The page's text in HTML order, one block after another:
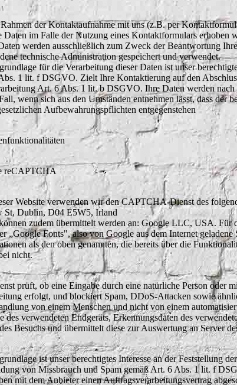
der Kontaktaufnahme mit uns (z.B. per
Daten im Falle der Nutzung eines Kontaktformulars
werden ausschließlich zum Zweck der Beantwortung
technische Administration gespeichert und verwendet.
für die Verarbeitung dieser Daten ist unser
1 lit. f DSGVO. Zielt Ihre Kontaktierung auf den
Art. 6 Abs. 1 lit. b DSGVO. Ihre Daten werden
wenn sich aus den Umständen entnehmen lässt, dass der
Aufbewahrungspflichten entgegenstehen
reCAPTCHA
Website verwenden wir den CAPTCHA-Dienst des
St, Dublin, D04 E5W5, Irland
zudem übermittelt werden an: Google LLC, USA. Für
„Google Fonts", also von Google aus dem Internet
als den oben genannten, die bereits über die
nicht.
prüft, ob eine Eingabe durch eine natürliche Person oder
erfolgt, und blockiert Spam, DDoS-Attacken sowie
von einem Menschen und nicht von einem
des verwendeten Endgeräts, Erkennungsdaten des
Besuchs und übermittelt diese zur Auswertung an Server
ist unser berechtigtes Interesse an der Feststellung
von Missbrauch und Spam gemäß Art. 6 Abs. 1 lit. f
mit dem Anbieter einen Auftragsverarbeitungsvertrag